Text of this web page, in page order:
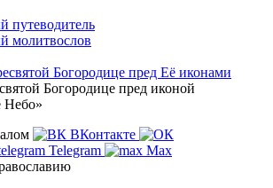
путеводитель
молитвослов
Богородице пред Её иконами
Богородице пред иконой
Небо»
ВКонтакте
Telegram
Max